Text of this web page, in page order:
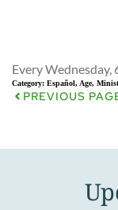
Every Wednesday,
Category: Español, Age,
PREVIOUS